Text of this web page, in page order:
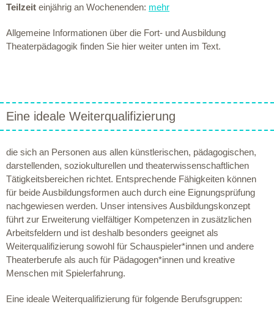
Teilzeit einjährig an Wochenenden: mehr
Allgemeine Informationen über die Fort- und Ausbildung
Theaterpädagogik finden Sie hier weiter unten im Text.
Eine ideale Weiterqualifizierung
die sich an Personen aus allen künstlerischen, pädagogischen,
darstellenden, soziokulturellen und theaterwissenschaftlichen
Tätigkeitsbereichen richtet. Entsprechende Fähigkeiten können
für beide Ausbildungsformen auch durch eine Eignungsprüfung
nachgewiesen werden. Unser intensives Ausbildungskonzept
führt zur Erweiterung vielfältiger Kompetenzen in zusätzlichen
Arbeitsfeldern und ist deshalb besonders geeignet als
Weiterqualifizierung sowohl für Schauspieler*innen und andere
Theaterberufe als auch für Pädagogen*innen und kreative
Menschen mit Spielerfahrung.
Eine ideale Weiterqualifizierung für folgende Berufsgruppen: